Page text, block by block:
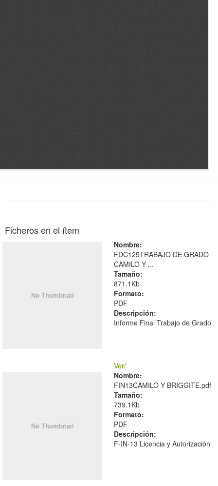
Ficheros en el ítem
Nombre:
FDC125TRABAJO DE GRADO
CAMILO Y ...
Tamaño:
871.1Kb
Formato:
PDF
Descripción:
Informe Final Trabajo de Grado
Ver/
Nombre:
FIN13CAMILO Y BRIGGITE.pdf
Tamaño:
739.1Kb
Formato:
PDF
Descripción:
F-IN-13 Licencia y Autorización